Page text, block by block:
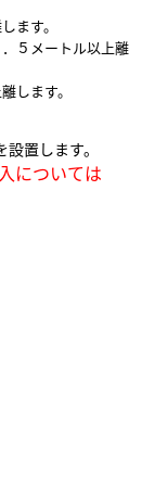
ます。
５メートル以上離
します。
置します。
については